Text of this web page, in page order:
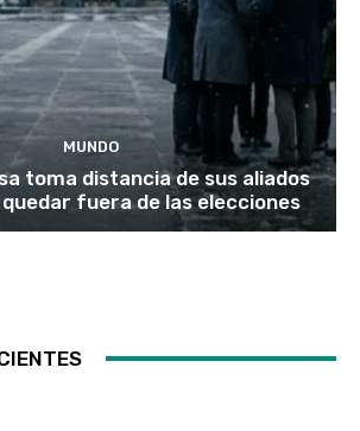
MUNDO
toma distancia de sus aliados
fuera de las elecciones